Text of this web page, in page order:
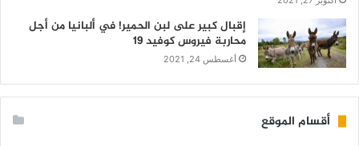
إقبال كبير على لبن الحمير! في ألبانيا من أجل
محاربة فيروس كوفيد 19
أغسطس 24, 2021
أقسام الموقع